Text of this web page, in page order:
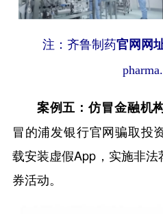
注：齐鲁制药官网网
案例五：仿冒金融机
冒的浦发银行官网骗取投
载安装虚假App，实施非
券活动。